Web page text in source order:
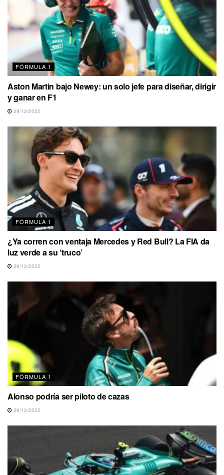
FÓRMULA 1
Aston Martin bajo Newey: un solo jefe para diseñar, dirigir
y ganar en F1
29/12/2025
FÓRMULA 1
¿Ya corren con ventaja Mercedes y Red Bull? La FIA da
luz verde a su ‘truco’
26/12/2025
FÓRMULA 1
Alonso podría ser piloto de cazas
26/12/2025